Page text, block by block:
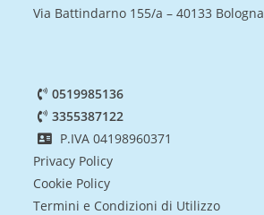
Via Battindarno 155/a – 40133 Bologna
0519985136
3355387122
P.IVA 04198960371
Privacy Policy
Cookie Policy
Termini e Condizioni di Utilizzo